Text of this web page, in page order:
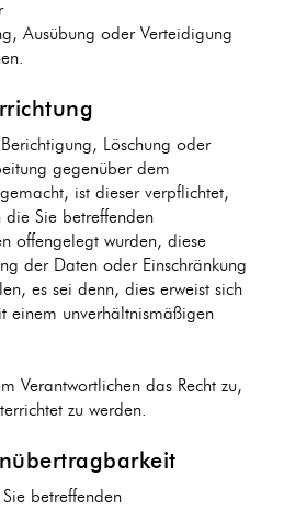
Ausübung oder Verteidigung
Löschung oder
gegenüber dem
ist dieser verpflichtet,
Sie betreffenden
offengelegt wurden, diese
der Daten oder Einschränkung
es sei denn, dies erweist sich
einem unverhältnismäßigen
Verantwortlichen das Recht zu,
zu werden.
betreffenden